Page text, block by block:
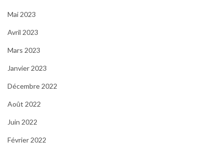
Mai 2023
Avril 2023
Mars 2023
Janvier 2023
Décembre 2022
Août 2022
Juin 2022
Février 2022